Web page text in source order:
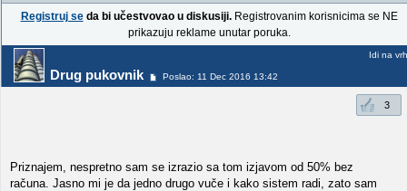
Registruj seda bi učestvovao u diskusiji.Registrovanim korisnicima se NE
prikazuju reklame unutar poruka.
Drug pukovnik Poslao: 11 Dec 2016 13:42
Idi na vrh
3
Priznajem, nespretno sam se izrazio sa tom izjavom od 50% bez
računa. Jasno mi je da jedno drugo vuče i kako sistem radi, zato sam